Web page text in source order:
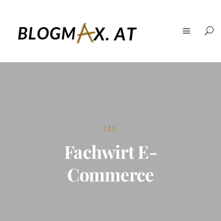
TAG
Fachwirt E-
Commerce